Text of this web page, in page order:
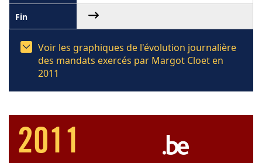
Voir les graphiques de l'évolution journalière
des mandats exercés par Margot Cloet en
2011
2011